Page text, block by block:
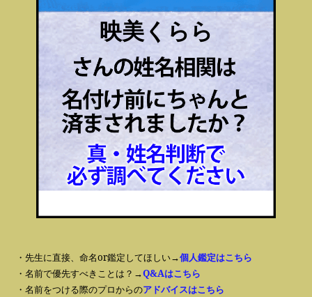
映美くらら
・先生に直接、命名or鑑定してほしい→個人鑑定はこちら
・名前で優先すべきことは？→Q&Aはこちら
・名前をつける際のプロからのアドバイスはこちら